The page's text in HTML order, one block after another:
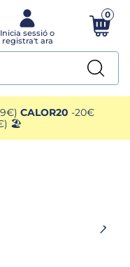
0
CALOR20 -20€
🏖️